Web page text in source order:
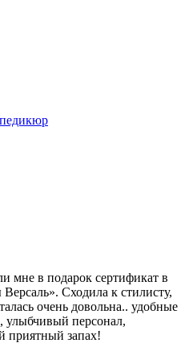
мне в подарок сертификат в
Сходила к стилисту,
очень довольна.. удобные
улыбчивый персонал,
приятный запах!